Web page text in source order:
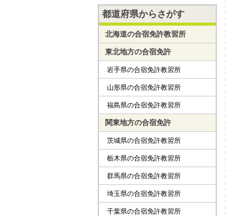
都道府県からさがす
北海道の合宿免許教習所
東北地方の合宿免許
岩手県の合宿免許教習所
山形県の合宿免許教習所
福島県の合宿免許教習所
関東地方の合宿免許
茨城県の合宿免許教習所
栃木県の合宿免許教習所
群馬県の合宿免許教習所
埼玉県の合宿免許教習所
千葉県の合宿免許教習所